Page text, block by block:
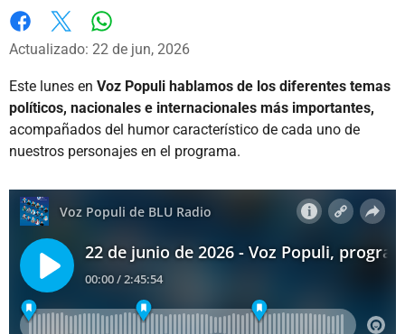
Facebook
X
Actualizado: 22 de jun, 2026
Este lunes en Voz Populi hablamos de los diferentes temas
políticos, nacionales e internacionales más importantes,
acompañados del humor característico de cada uno de
nuestros personajes en el programa.